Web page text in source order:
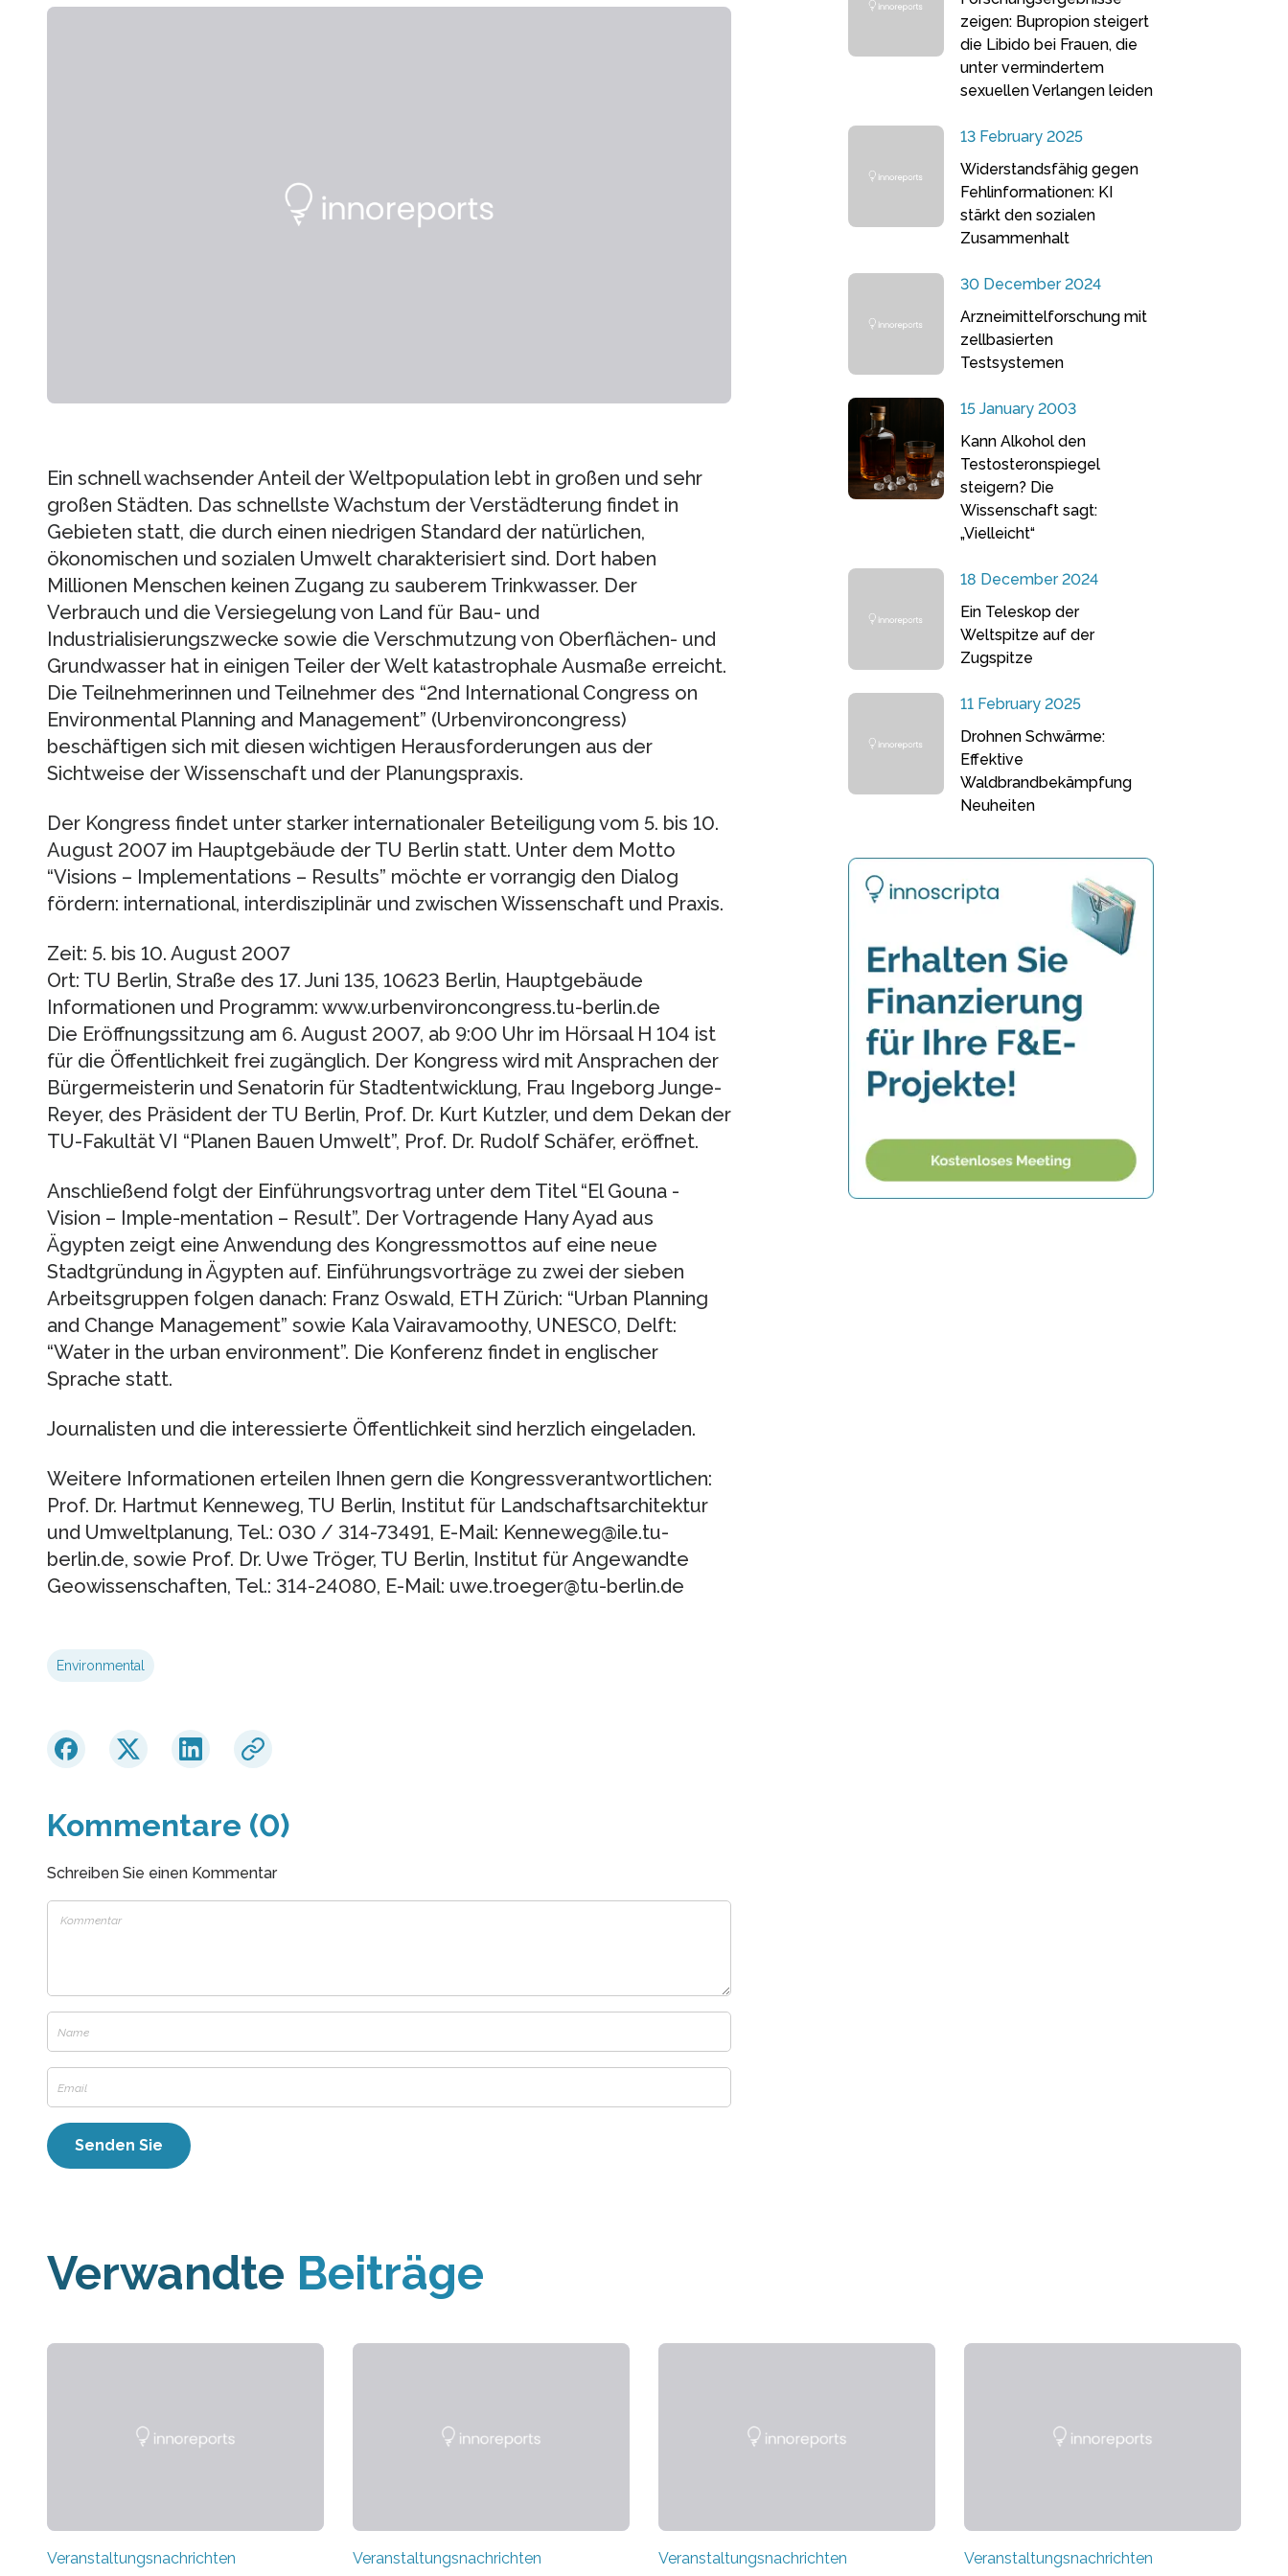
Ein schnell wachsender Anteil der Weltpopulation lebt in großen und sehr
großen Städten. Das schnellste Wachstum der Verstädterung findet in
Gebieten statt, die durch einen niedrigen Standard der natürlichen,
ökonomischen und sozialen Umwelt charakterisiert sind. Dort haben
Millionen Menschen keinen Zugang zu sauberem Trinkwasser. Der
Verbrauch und die Versiegelung von Land für Bau- und
Industrialisierungszwecke sowie die Verschmutzung von Oberflächen- und
Grundwasser hat in einigen Teiler der Welt katastrophale Ausmaße erreicht.
Die Teilnehmerinnen und Teilnehmer des “2nd International Congress on
Environmental Planning and Management” (Urbenvironcongress)
beschäftigen sich mit diesen wichtigen Herausforderungen aus der
Sichtweise der Wissenschaft und der Planungspraxis.
Der Kongress findet unter starker internationaler Beteiligung vom 5. bis 10.
August 2007 im Hauptgebäude der TU Berlin statt. Unter dem Motto
“Visions – Implementations – Results” möchte er vorrangig den Dialog
fördern: international, interdisziplinär und zwischen Wissenschaft und Praxis.
Zeit: 5. bis 10. August 2007
Ort: TU Berlin, Straße des 17. Juni 135, 10623 Berlin, Hauptgebäude
Informationen und Programm: www.urbenvironcongress.tu-berlin.de
Die Eröffnungssitzung am 6. August 2007, ab 9:00 Uhr im Hörsaal H 104 ist
für die Öffentlichkeit frei zugänglich. Der Kongress wird mit Ansprachen der
Bürgermeisterin und Senatorin für Stadtentwicklung, Frau Ingeborg Junge-
Reyer, des Präsident der TU Berlin, Prof. Dr. Kurt Kutzler, und dem Dekan der
TU-Fakultät VI “Planen Bauen Umwelt”, Prof. Dr. Rudolf Schäfer, eröffnet.
Anschließend folgt der Einführungsvortrag unter dem Titel “El Gouna -
Vision – Imple-mentation – Result”. Der Vortragende Hany Ayad aus
Ägypten zeigt eine Anwendung des Kongressmottos auf eine neue
Stadtgründung in Ägypten auf. Einführungsvorträge zu zwei der sieben
Arbeitsgruppen folgen danach: Franz Oswald, ETH Zürich: “Urban Planning
and Change Management” sowie Kala Vairavamoothy, UNESCO, Delft:
“Water in the urban environment”. Die Konferenz findet in englischer
Sprache statt.
Journalisten und die interessierte Öffentlichkeit sind herzlich eingeladen.
Weitere Informationen erteilen Ihnen gern die Kongressverantwortlichen:
Prof. Dr. Hartmut Kenneweg, TU Berlin, Institut für Landschaftsarchitektur
und Umweltplanung, Tel.: 030 / 314-73491, E-Mail: Kenneweg@ile.tu-
berlin.de, sowie Prof. Dr. Uwe Tröger, TU Berlin, Institut für Angewandte
Geowissenschaften, Tel.: 314-24080, E-Mail: uwe.troeger@tu-berlin.de
Environmental
Kommentare (0)
Schreiben Sie einen Kommentar
zeigen: Bupropion steigert
die Libido bei Frauen, die
unter vermindertem
sexuellen Verlangen leiden
13 February 2025
Widerstandsfähig gegen
Fehlinformationen: KI
stärkt den sozialen
Zusammenhalt
30 December 2024
Arzneimittelforschung mit
zellbasierten
Testsystemen
15 January 2003
Kann Alkohol den
Testosteronspiegel
steigern? Die
Wissenschaft sagt:
„Vielleicht“
18 December 2024
Ein Teleskop der
Weltspitze auf der
Zugspitze
11 February 2025
Drohnen Schwärme:
Effektive
Waldbrandbekämpfung
Neuheiten
Verwandte Beiträge
Veranstaltungsnachrichten Veranstaltungsnachrichten Veranstaltungsnachrichten Veranstaltungsnachrichten